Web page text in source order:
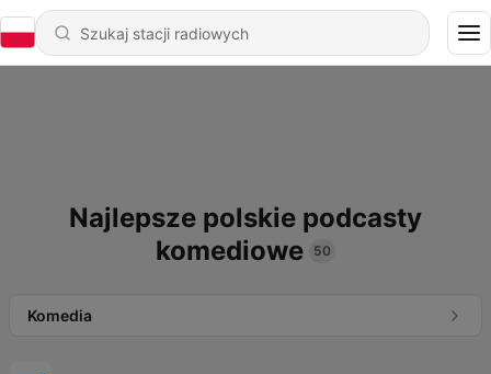
Najlepsze polskie podcasty
komediowe
50
Komedia